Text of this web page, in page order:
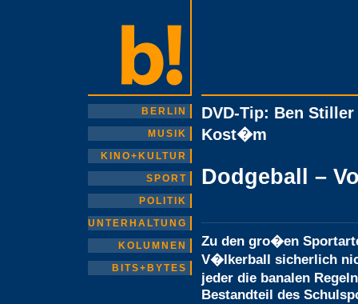
BERLIN
MUSIK
KINO+KULTUR
SPORT
POLITIK
UNTERHALTUNG
KOLUMNEN
BITS+BYTES
DVD-Tip: Ben
Kost�m
Dodgeball –
Zu den gro�en
V�lkerball sicherlich
jeder die banalen
Bestandteil des